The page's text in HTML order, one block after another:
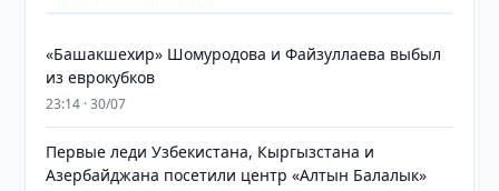
«Башакшехир» Шомуродова и Файзуллаева выбыл
из еврокубков
23:14 · 30/07
Первые леди Узбекистана, Кыргызстана и
Азербайджана посетили центр «Алтын Балалык»